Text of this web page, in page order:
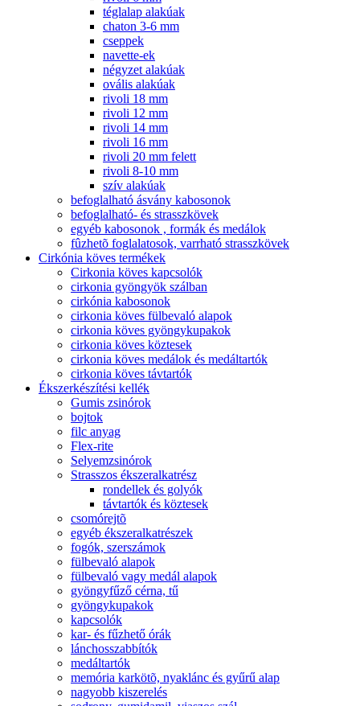
téglalap alakúak
chaton 3-6 mm
cseppek
navette-ek
négyzet alakúak
ovális alakúak
rivoli 18 mm
rivoli 12 mm
rivoli 14 mm
rivoli 16 mm
rivoli 20 mm felett
rivoli 8-10 mm
szív alakúak
befoglalható ásvány kabosonok
befoglalható- és strasszkövek
egyéb kabosonok , formák és medálok
fûzhetõ foglalatosok, varrható strasszkövek
Cirkónia köves termékek
Cirkonia köves kapcsolók
cirkonia gyöngyök szálban
cirkónia kabosonok
cirkonia köves fülbevaló alapok
cirkonia köves gyöngykupakok
cirkonia köves köztesek
cirkonia köves medálok és medáltartók
cirkonia köves távtartók
Ékszerkészítési kellék
Gumis zsinórok
bojtok
filc anyag
Flex-rite
Selyemzsinórok
Strasszos ékszeralkatrész
rondellek és golyók
távtartók és köztesek
csomórejtõ
egyéb ékszeralkatrészek
fogók, szerszámok
fülbevaló alapok
fülbevaló vagy medál alapok
gyöngyfűző cérna, tű
gyöngykupakok
kapcsolók
kar- és fűzhető órák
lánchosszabbítók
medáltartók
memória karkötõ, nyaklánc és gyűrű alap
nagyobb kiszerelés